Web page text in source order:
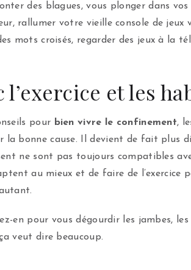
des blagues, vous plonger dans
rallumer votre vieille console de jeux
mots croisés, regarder des jeux à la
et les
pour bien vivre le confinement,
bonne cause. Il devient de fait plus
ne sont pas toujours compatibles
au mieux et de faire de l’exercice
en pour vous dégourdir les jambes,
veut dire beaucoup.